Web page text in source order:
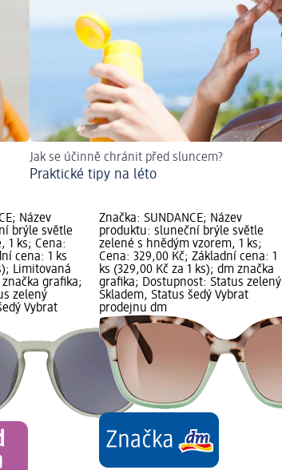
Jak se účinně chránit před sluncem?
Praktické tipy na léto
Název
brýle světle
1 ks; Cena:
cena: 1 ks
Limitovaná
grafika;
zelený
Vybrat
Značka: SUNDANCE; Název
produktu: sluneční brýle světle
zelené s hnědým vzorem, 1 ks;
Cena: 329,00 Kč; Základní cena: 1
ks (329,00 Kč za 1 ks); dm značka
grafika; Dostupnost: Status zelený
Skladem, Status šedý Vybrat
prodejnu dm